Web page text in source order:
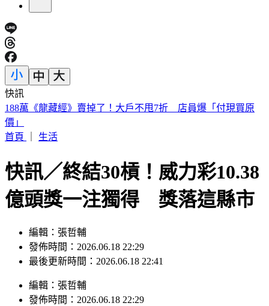
快訊
遠見天下創辦人高希均90歲辭世！「長壽5秘訣」曝 醫生也
認同
首頁
生活
快訊／終結30槓！威力彩10.38
億頭獎一注獨得 獎落這縣市
編輯：張哲輔
發佈時間：2026.06.18 22:29
最後更新時間：2026.06.18 22:41
編輯 ： 張哲輔
發佈時間： 2026.06.18 22:29